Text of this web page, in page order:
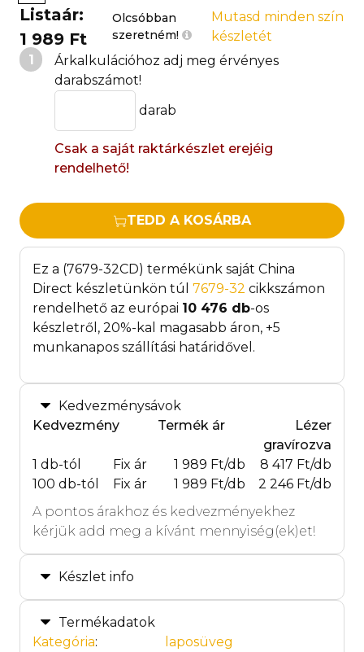
Listaár:
1 989 Ft
Olcsóbban
szeretném!
Mutasd minden szín
készletét
1
Árkalkulációhoz adj meg érvényes
darabszámot!
darab
Csak a saját raktárkészlet erejéig
rendelhető!
TEDD A KOSÁRBA
Kedvezménysávok
Kedvezmény
Termék ár
Lézer
gravírozva
1 db-tól
Fix ár 1 989 Ft/db
8 417 Ft/db
100 db-tól
Fix ár 1 989 Ft/db
2 246 Ft/db
A pontos árakhoz és kedvezményekhez
kérjük add meg a kívánt mennyiség(ek)et!
Készlet info
Ez a (7679-32CD) termékünk saját China
Direct készletünkön túl 7679-32 cikkszámon
rendelhető az európai 10 476 db-os
készletről, 20%-kal magasabb áron, +5
munkanapos szállítási határidővel.
Termékadatok
Kategória:
laposüveg